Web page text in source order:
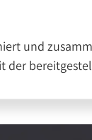
und
der